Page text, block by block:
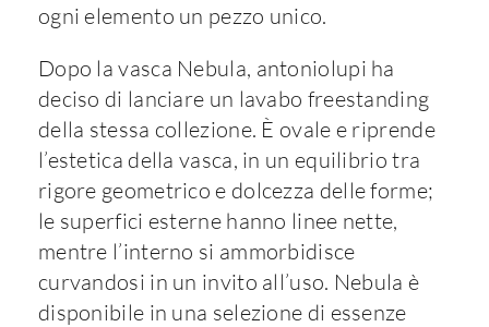
ogni elemento un pezzo unico.
Dopo la vasca Nebula, antoniolupi ha
deciso di lanciare un lavabo freestanding
della stessa collezione. È ovale e riprende
l’estetica della vasca, in un equilibrio tra
rigore geometrico e dolcezza delle forme;
le superfici esterne hanno linee nette,
mentre l’interno si ammorbidisce
curvandosi in un invito all’uso. Nebula è
disponibile in una selezione di essenze